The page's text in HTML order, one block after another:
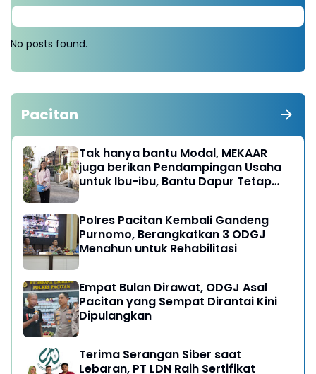
No posts found.
Pacitan
Tak hanya bantu Modal, MEKAAR
juga berikan Pendampingan Usaha
untuk Ibu-ibu, Bantu Dapur Tetap
Polres Pacitan Kembali Gandeng
Purnomo, Berangkatkan 3 ODGJ
Menahun untuk Rehabilitasi
Empat Bulan Dirawat, ODGJ Asal
Pacitan yang Sempat Dirantai Kini
Dipulangkan
Terima Serangan Siber saat
Lebaran, PT LDN Raih Sertifikat